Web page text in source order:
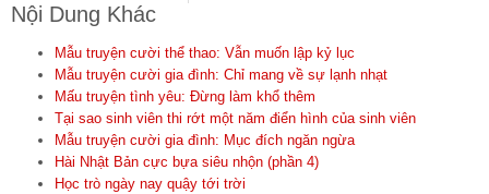
Nội Dung Khác
Mẫu truyện cười thể thao: Vẫn muốn lập kỷ lục
Mẫu truyện cười gia đình: Chỉ mang về sự lạnh nhạt
Mấu truyện tình yêu: Đừng làm khổ thêm
Tại sao sinh viên thi rớt một năm điển hình của sinh viên
Mẫu truyện cười gia đình: Mục đích ngăn ngừa
Hài Nhật Bản cực bựa siêu nhộn (phần 4)
Học trò ngày nay quậy tới trời